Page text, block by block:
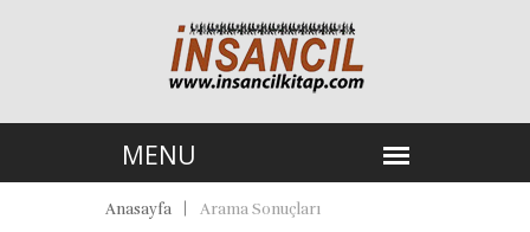
Anasayfa Arama Sonuçları